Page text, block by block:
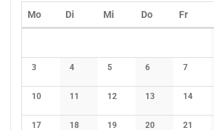
MoMontag
Di Dienstag
Mi Mittwoch
DoDonnerstag
Fr
3
Keine Veranstaltungen
4
Keine Veranstaltungen
5
Keine Veranstaltungen
6
Keine
7
Keine
10
Keine Veranstaltungen
11
Keine Veranstaltungen
12
Keine Veranstaltungen
13
Keine
14
Keine
17 18 19 20 21